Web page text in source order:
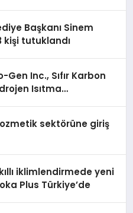
Başkanı Sinem
kişi tutuklandı
Gen Inc., Sıfır Karbon
Isıtma
sektörüne giriş
iklimlendirmede yeni
Plus Türkiye’de